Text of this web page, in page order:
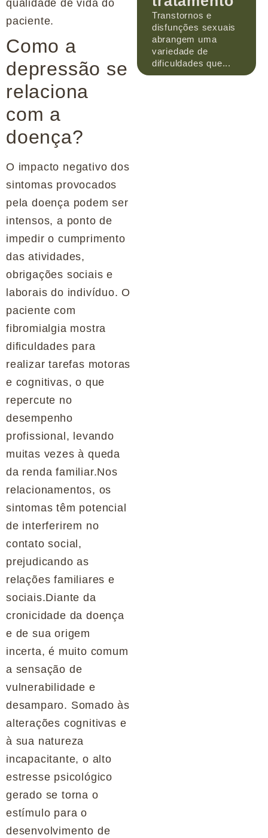
qualidade de vida do
paciente.
Como a
depressão se
relaciona
com a
doença?
O impacto negativo dos
sintomas provocados
pela doença podem ser
intensos, a ponto de
impedir o cumprimento
das atividades,
obrigações sociais e
laborais do indivíduo. O
paciente com
fibromialgia mostra
dificuldades para
realizar tarefas motoras
e cognitivas, o que
repercute no
desempenho
profissional, levando
muitas vezes à queda
da renda familiar.Nos
relacionamentos, os
sintomas têm potencial
de interferirem no
contato social,
prejudicando as
relações familiares e
sociais.Diante da
cronicidade da doença
e de sua origem
incerta, é muito comum
a sensação de
vulnerabilidade e
desamparo. Somado às
alterações cognitivas e
à sua natureza
incapacitante, o alto
estresse psicológico
gerado se torna o
estímulo para o
desenvolvimento de
Transtornos e
disfunções sexuais
abrangem uma
variedade de
dificuldades que...